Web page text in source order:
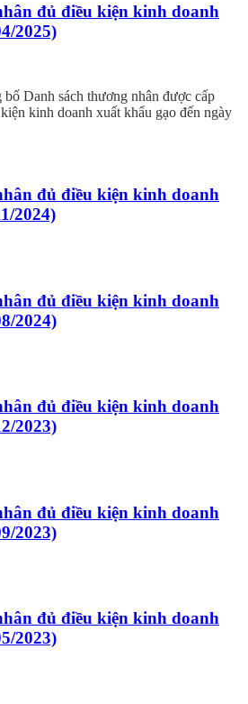
đủ điều kiện kinh doanh
2025)
Danh sách thương nhân được cấp
kinh doanh xuất khẩu gạo đến ngày
đủ điều kiện kinh doanh
2024)
đủ điều kiện kinh doanh
2024)
đủ điều kiện kinh doanh
2023)
đủ điều kiện kinh doanh
2023)
đủ điều kiện kinh doanh
2023)